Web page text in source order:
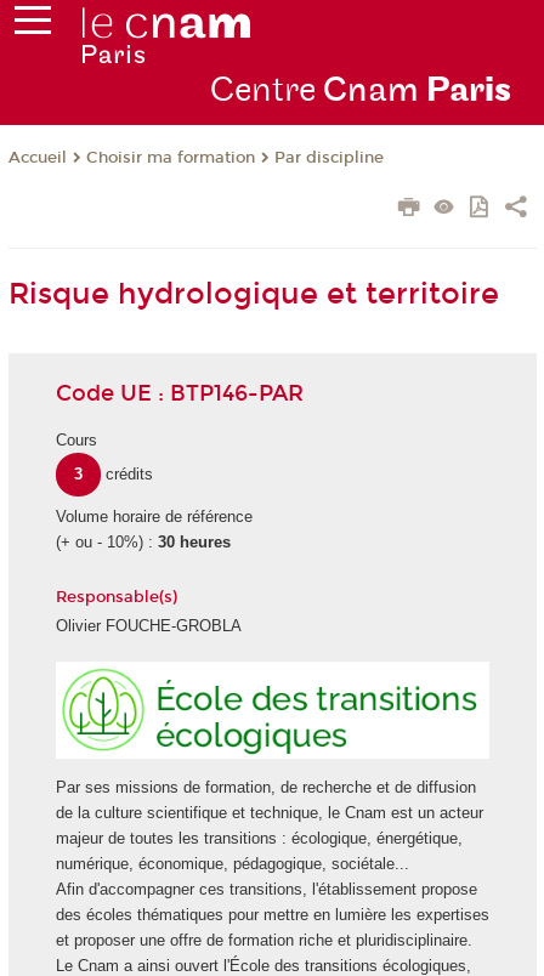
Centre Cnam Paris
Accueil Choisir ma formation Par discipline
Risque hydrologique et territoire
Code UE : BTP146-PAR
Cours
3
crédits
Volume horaire de référence
(+ ou - 10%) : 30 heures
Responsable(s)
Olivier FOUCHE-GROBLA
Par ses missions de formation, de recherche et de diffusion
de la culture scientifique et technique, le Cnam est un acteur
majeur de toutes les transitions : écologique, énergétique,
numérique, économique, pédagogique, sociétale...
Afin d'accompagner ces transitions, l'établissement propose
des écoles thématiques pour mettre en lumière les expertises
et proposer une offre de formation riche et pluridisciplinaire.
Le Cnam a ainsi ouvert l'École des transitions écologiques,